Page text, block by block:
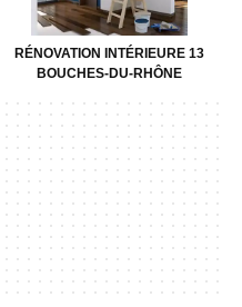
RÉNOVATION INTÉRIEURE 13
BOUCHES-DU-RHÔNE